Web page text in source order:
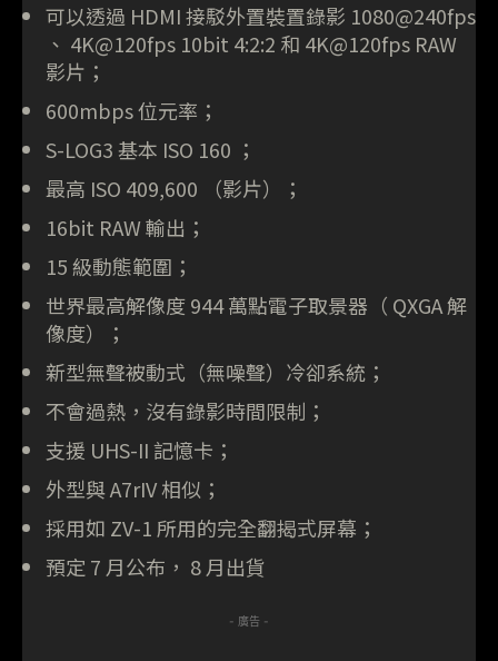
可以透過 HDMI 接駁外置裝置錄影 1080@240fps
、 4K@120fps 10bit 4:2:2 和 4K@120fps RAW
影片；
600mbps 位元率；
S-LOG3 基本 ISO 160 ；
最高 ISO 409,600 （影片）；
16bit RAW 輸出；
15 級動態範圍；
世界最高解像度 944 萬點電子取景器（ QXGA 解
像度）；
新型無聲被動式（無噪聲）冷卻系統；
不會過熱，沒有錄影時間限制；
支援 UHS-II 記憶卡；
外型與 A7rIV 相似；
採用如 ZV-1 所用的完全翻揭式屏幕；
預定 7 月公布， 8 月出貨
- 廣告 -